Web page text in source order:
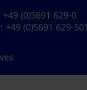
+49 (0)5691 629-0
: +49 (0)5691 629-